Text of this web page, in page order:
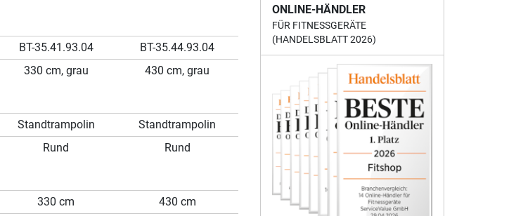
BT-35.41.93.04
BT-35.44.93.04
330 cm, grau 430 cm, grau
Standtrampolin
Standtrampolin
Rund Rund
330 cm
430 cm
ONLINE-HÄNDLER
FÜR FITNESSGERÄTE
(HANDELSBLATT 2026)